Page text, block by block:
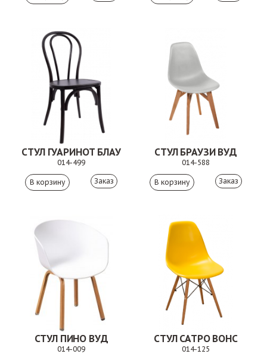
СТУЛ ГУАРИНОТ БЛАУ
014-499
Заказ
СТУЛ БРАУЗИ ВУД
014-588
Заказ
СТУЛ ПИНО ВУД
014-009
СТУЛ САТРО ВОНС
014-125